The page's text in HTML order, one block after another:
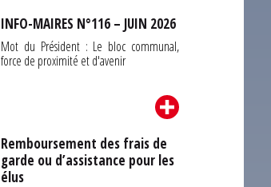
INFO-MAIRES N°116 – JUIN 2026
Mot du Président : Le bloc communal,
force de proximité et d'avenir
Remboursement des frais de
garde ou d’assistance pour les
élus